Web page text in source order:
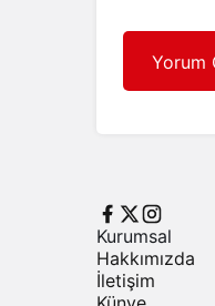
Yorum
Kurumsal
Hakkımızda
İletişim